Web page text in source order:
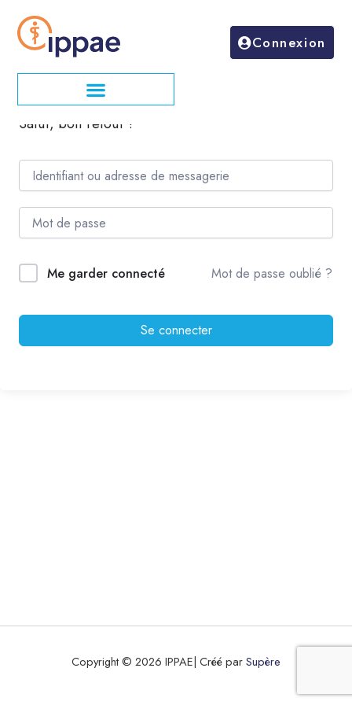
contenu
Connexion
Salut, bon retour !
Me garder connecté Mot de passe oublié ?
Se connecter
Copyright © 2026 IPPAE| Créé parSupère